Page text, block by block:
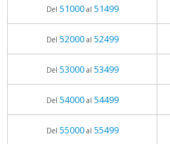
Del 51000al 51499
Del 52000al 52499
Del 53000al 53499
Del 54000al 54499
Del 55000al 55499